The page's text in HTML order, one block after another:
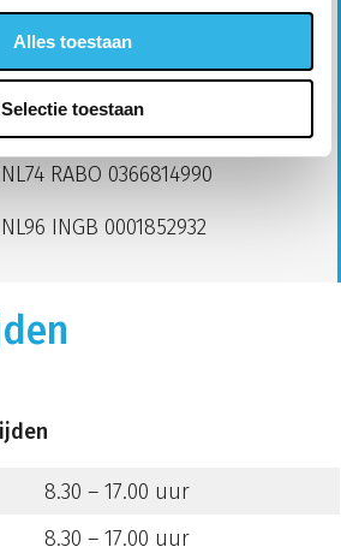
Alles toestaan
Selectie toestaan
NL009713761B01
290.34.061 (Rotterdam)
NL74 RABO 0366814990
NL96 INGB 0001852932
8.30 – 17.00 uur
8.30 – 17.00 uur